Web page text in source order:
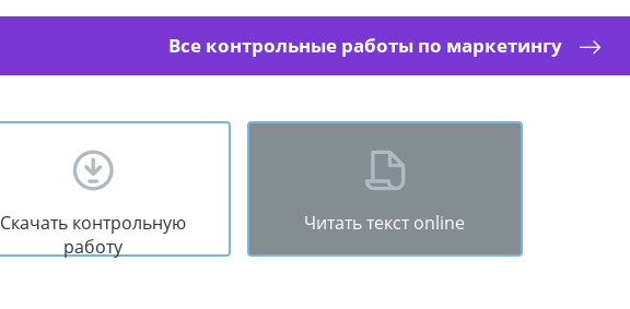
Все контрольные работы по маркетингу
Скачать контрольную
работу
Читать текст online